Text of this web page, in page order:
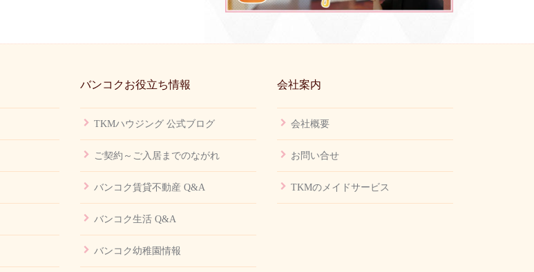
バンコクお役立ち情報
TKMハウジング 公式ブログ
ご契約～ご入居までのながれ
バンコク賃貸不動産 Q&A
バンコク生活 Q&A
バンコク幼稚園情報
会社案内
会社概要
お問い合せ
TKMのメイドサービス